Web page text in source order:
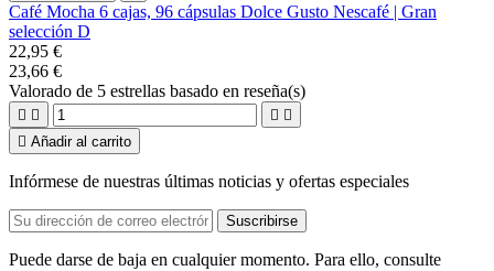
Café Mocha 6 cajas, 96 cápsulas Dolce Gusto Nescafé | Gran
selección D
22,95 €
23,66 €
Valorado de 5 estrellas basado en reseña(s)
   
 Añadir al carrito
Infórmese de nuestras últimas noticias y ofertas especiales
Puede darse de baja en cualquier momento. Para ello, consulte